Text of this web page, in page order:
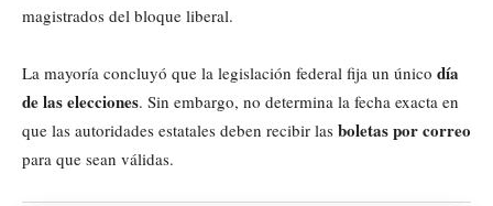
magistrados del bloque liberal.
La mayoría concluyó que la legislación federal fija un único día
de las elecciones. Sin embargo, no determina la fecha exacta en
que las autoridades estatales deben recibir las boletas por correo
para que sean válidas.